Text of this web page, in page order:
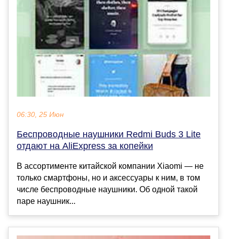
06:30, 25 Июн
Беспроводные наушники Redmi Buds 3 Lite
отдают на AliExpress за копейки
В ассортименте китайской компании Xiaomi — не
только смартфоны, но и аксессуары к ним, в том
числе беспроводные наушники. Об одной такой
паре наушник...